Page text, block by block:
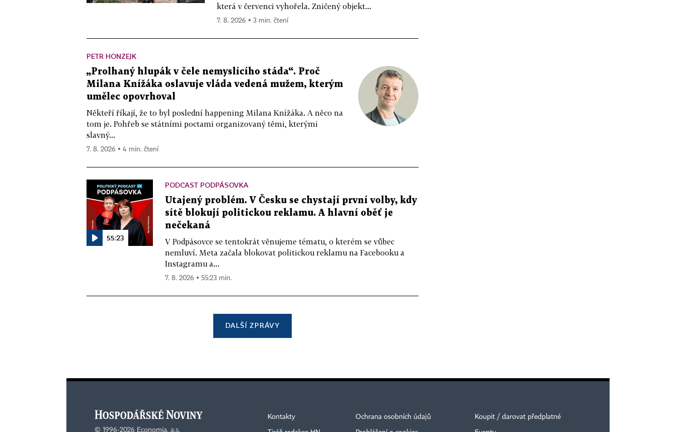
která v červenci vyhořela. Zničený objekt...
7. 8. 2026 ▪ 3 min. čtení
PETR HONZEJK
„Prolhaný hlupák v čele nemyslícího stáda“. Proč
Milana Knížáka oslavuje vláda vedená mužem, kterým
umělec opovrhoval
Někteří říkají, že to byl poslední happening Milana Knížáka. A něco na
tom je. Pohřeb se státními poctami organizovaný těmi, kterými
slavný...
7. 8. 2026 ▪ 4 min. čtení
55:23
PODCAST PODPÁSOVKA
Utajený problém. V Česku se chystají první volby, kdy
sítě blokují politickou reklamu. A hlavní oběť je
nečekaná
V Podpásovce se tentokrát věnujeme tématu, o kterém se vůbec
nemluví. Meta začala blokovat politickou reklamu na Facebooku a
Instagramu a...
7. 8. 2026 ▪ 55:23 min.
DALŠÍ ZPRÁVY
© 1996-2026 Economia, a.s.
Kontakty Ochrana osobních údajů Koupit / darovat předplatné